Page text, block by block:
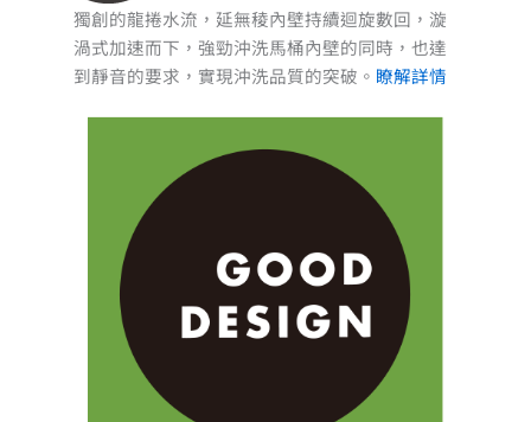
獨創的龍捲水流，延無稜內壁持續迴旋數回，漩
渦式加速而下，強勁沖洗馬桶內壁的同時，也達
到靜音的要求，實現沖洗品質的突破。 瞭解詳情